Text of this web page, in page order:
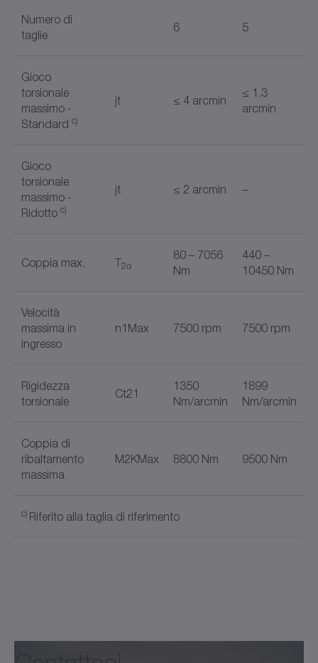
Numero di
taglie
6 5
Gioco
torsionale
massimo -
Standard c)
jt ≤ 4 arcmin
≤ 1.3
arcmin
Gioco
torsionale
massimo -
Ridotto c)
jt ≤ 2 arcmin –
Coppia max. T2α
80 – 7056
Nm
440 –
10450 Nm
Velocità
massima in
ingresso
n1Max 7500 rpm 7500 rpm
Rigidezza
torsionale
Ct21
1350
Nm/arcmin
1899
Nm/arcmin
Coppia di
ribaltamento
massima
M2KMax 8800 Nm 9500 Nm
c) Riferito alla taglia di riferimento
Versione MF MA